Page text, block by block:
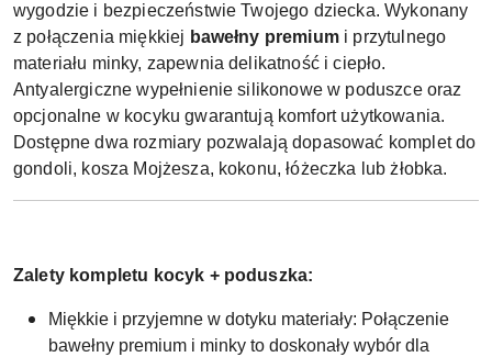
wygodzie i bezpieczeństwie Twojego dziecka. Wykonany
z połączenia miękkiej bawełny premiumi przytulnego
materiału minky, zapewnia delikatność i ciepło.
Antyalergiczne wypełnienie silikonowe w poduszce oraz
opcjonalne w kocyku gwarantują komfort użytkowania.
Dostępne dwa rozmiary pozwalają dopasować komplet do
gondoli, kosza Mojżesza, kokonu, łóżeczka lub żłobka.
Zalety kompletu kocyk + poduszka:
Miękkie i przyjemne w dotyku materiały: Połączenie
bawełny premium i minky to doskonały wybór dla